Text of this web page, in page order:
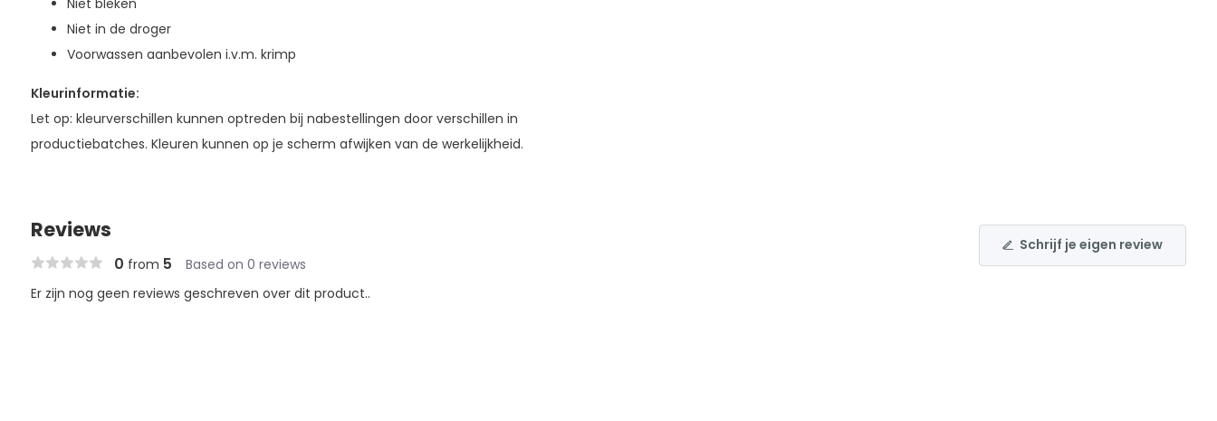
Niet in de droger
Voorwassen aanbevolen i.v.m. krimp
Kleurinformatie:
Let op: kleurverschillen kunnen optreden bij nabestellingen door verschillen in
productiebatches. Kleuren kunnen op je scherm afwijken van de werkelijkheid.
Reviews
0 from 5 Based on 0 reviews
Schrijf je eigen review
Er zijn nog geen reviews geschreven over dit product..